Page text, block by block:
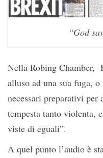
“God
Nella Robing Chamber,
alluso ad una sua fuga,
necessari preparativi per
tempesta tanto violenta,
viste di eguali”.
A quel punto l’audio è